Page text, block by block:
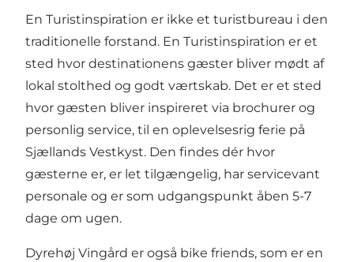
En Turistinspiration er ikke et turistbureau i den
traditionelle forstand. En Turistinspiration er et
sted hvor destinationens gæster bliver mødt af
lokal stolthed og godt værtskab. Det er et sted
hvor gæsten bliver inspireret via brochurer og
personlig service, til en oplevelsesrig ferie på
Sjællands Vestkyst. Den findes dér hvor
gæsterne er, er let tilgængelig, har servicevant
personale og er som udgangspunkt åben 5-7
dage om ugen.
Dyrehøj Vingård er også bike friends, som er en